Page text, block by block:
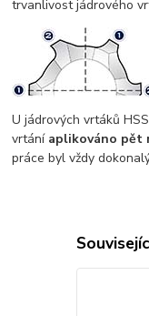
trvanlivost jádrového
U jádrových vrtáků
vrtání aplikováno pět
práce byl vždy